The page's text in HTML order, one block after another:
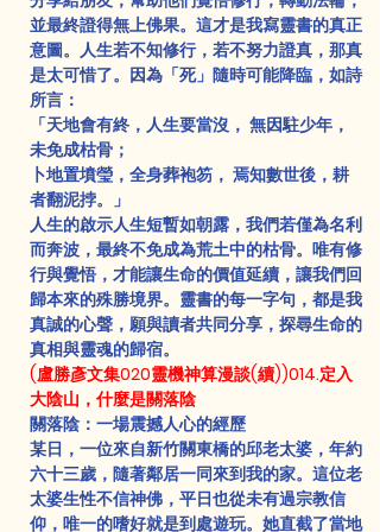
並最終證得無上佛果。這才是我寫靈書的真正
意圖。人生若不知修行，若不努力證真，那真
是太可惜了。因為「死」隨時可能降臨，如詩
所言：
「天地會有終，人生要當沒， 無因駐少年，
未免成枯骨；
卜地置墳瑩，全身葬袍笏， 焉知數世後，耕
者翻泥挬。」
人生的啟示人生短暫如朝露，我們若僅為名利
而奔波，最終不免成為荒土中的枯骨。唯有修
行與覺悟，才能讓生命的價值延續，讓我們回
歸本來的殊勝境界。靈書的每一字句，都是我
真誠的心聲，願與讀者共同分享，探尋生命的
真相與靈魂的歸宿。
(盧勝彥文集020靈機神算漫談(續))014.定入
大陰山，什麼是關落陰
關落陰：一場震撼人心的經歷
某日，一位來自新竹關東橋的邱老太婆，年約
六十三歲，隨著鄰居一同來到我的家。這位老
太婆生性不信神佛，平日也從未有過宗教信
仰，唯一的嗜好就是到處遊玩。她直截了當地